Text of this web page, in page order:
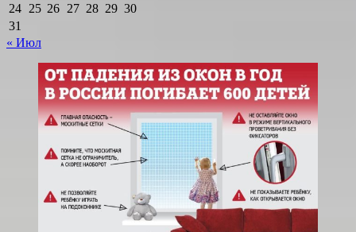
24 25 26 27 28 29 30
31
« Июл